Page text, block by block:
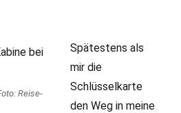
Reise-
Spätestens als
mir die
Schlüsselkarte
den Weg in meine